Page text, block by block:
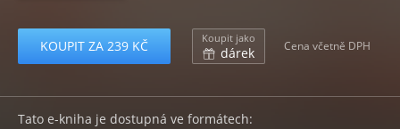
KOUPIT ZA 239 KČ Koupit jako
dárek Cena včetně DPH
Tato e-kniha je dostupná ve formátech: